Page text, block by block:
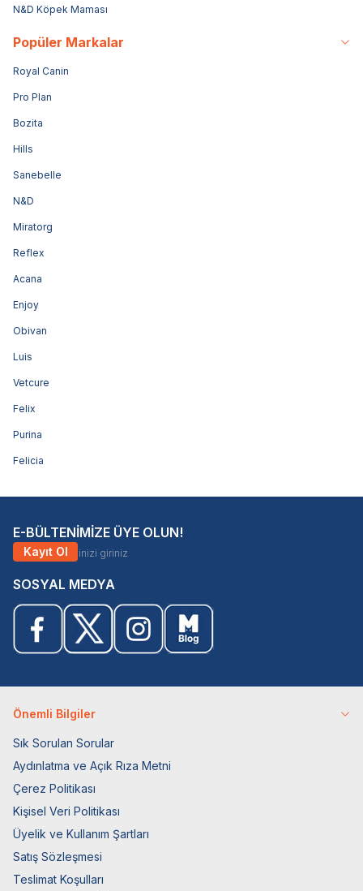
N&D Köpek Maması
Popüler Markalar
Royal Canin
Pro Plan
Bozita
Hills
Sanebelle
N&D
Miratorg
Reflex
Acana
Enjoy
Obivan
Luis
Vetcure
Felix
Purina
Felicia
E-BÜLTENİMİZE ÜYE OLUN!
Kayıt Ol
SOSYAL MEDYA
Önemli Bilgiler
Sık Sorulan Sorular
Aydınlatma ve Açık Rıza Metni
Çerez Politikası
Kişisel Veri Politikası
Üyelik ve Kullanım Şartları
Satış Sözleşmesi
Teslimat Koşulları